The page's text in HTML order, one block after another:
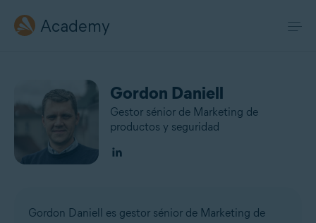
Academy
Gordon Daniell
Gestor sénior de Marketing de
productos y seguridad
Gordon Daniell es gestor sénior de Marketing de